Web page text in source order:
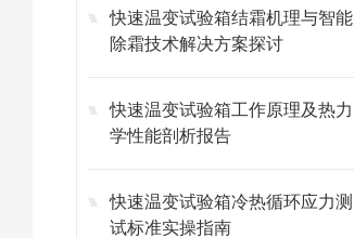
快速温变试验箱结霜机理与智能
除霜技术解决方案探讨
快速温变试验箱工作原理及热力
学性能剖析报告
快速温变试验箱冷热循环应力测
试标准实操指南